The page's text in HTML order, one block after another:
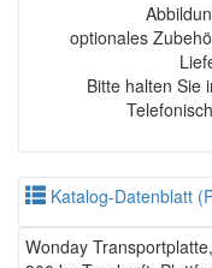
optionales
Bitte halten Sie
Katalog-Datenblatt
Wonday